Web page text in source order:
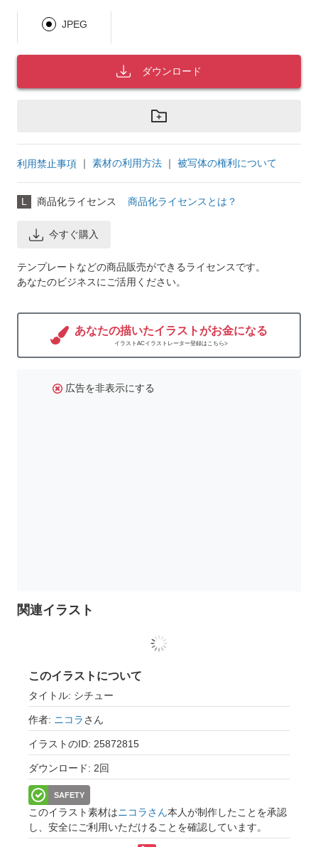
JPEG
ダウンロード
利用禁止事項 ｜ 素材の利用方法 ｜ 被写体の権利について
L 商品化ライセンス 商品化ライセンスとは？
今すぐ購入
テンプレートなどの商品販売ができるライセンスです。
あなたのビジネスにご活用ください。
あなたの描いたイラストがお金になる
イラストACイラストレーター登録はこちら>
広告を非表示にする
関連イラスト
このイラストについて
タイトル: シチュー
作者: ニコラさん
イラストのID: 25872815
ダウンロード: 2回
SAFETY
このイラスト素材はニコラさん本人が制作したことを承認
し、安全にご利用いただけることを確認しています。